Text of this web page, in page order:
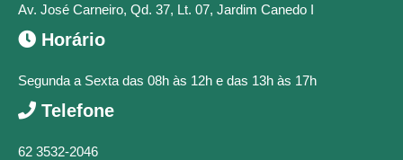
Av. José Carneiro, Qd. 37, Lt. 07, Jardim Canedo I
Horário
Segunda a Sexta das 08h às 12h e das 13h às 17h
Telefone
62 3532-2046